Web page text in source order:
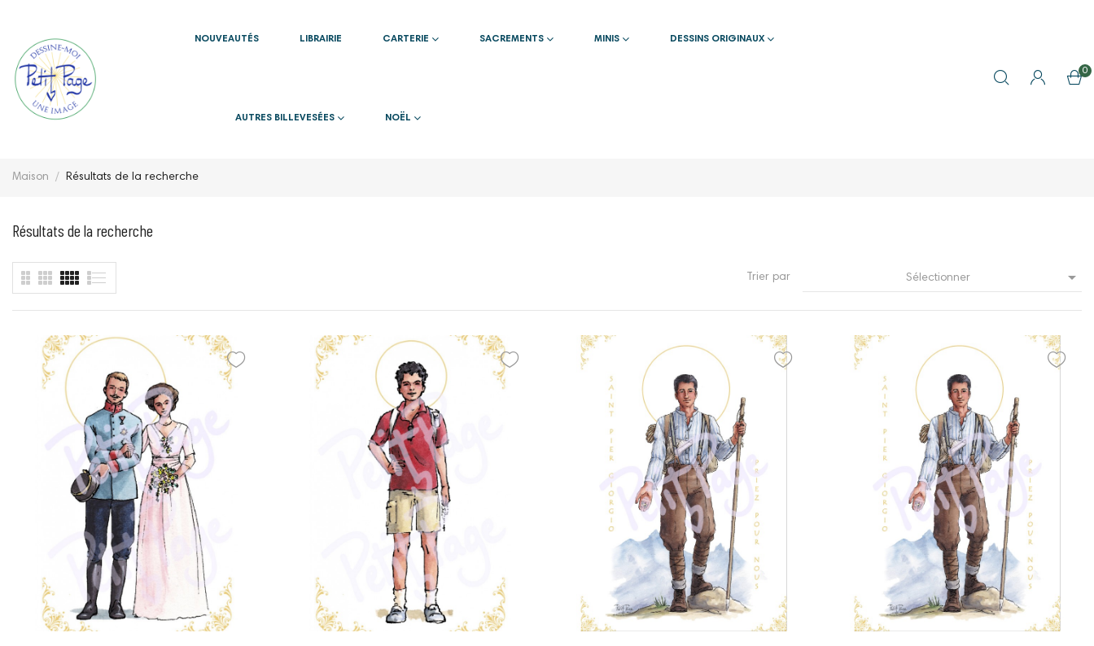
NOUVEAUTÉS LIBRAIRIE CARTERIE SACREMENTS MINIS DESSINS ORIGINAUX
AUTRES BILLEVESÉES NOËL
0
Maison Résultats de la recherche
Résultats de la recherche
Trier par Sélectionner 